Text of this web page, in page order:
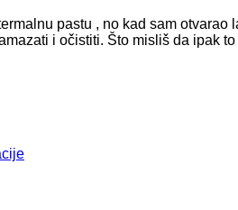
pastu , no kad sam
i očistiti. Što misliš da ipak